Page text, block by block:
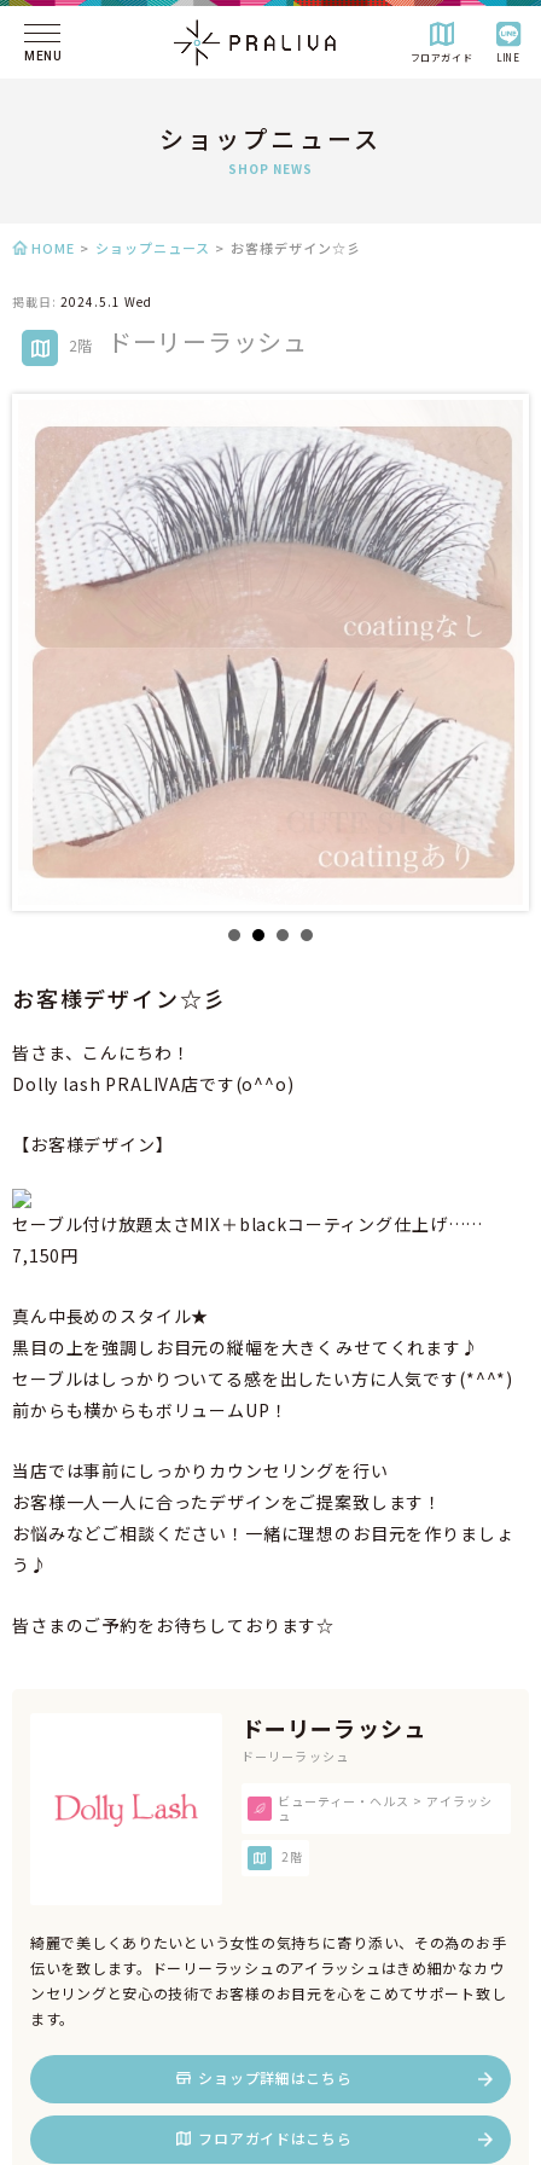
MENU フロアガイド LINE
ショップニュース
SHOP NEWS
HOME > ショップニュース > お客様デザイン☆彡
掲載日: 2024.5.1 Wed
2階 ドーリーラッシュ
お客様デザイン☆彡
皆さま、こんにちわ！
Dolly lash PRALIVA店です(o^^o)
【お客様デザイン】
セーブル付け放題太さMIX＋blackコーティング仕上げ……
7,150円
真ん中長めのスタイル★
黒目の上を強調しお目元の縦幅を大きくみせてくれます♪
セーブルはしっかりついてる感を出したい方に人気です(*^^*)
前からも横からもボリュームUP！
当店では事前にしっかりカウンセリングを行い
お客様一人一人に合ったデザインをご提案致します！
お悩みなどご相談ください！一緒に理想のお目元を作りましょ
う♪
皆さまのご予約をお待ちしております☆
ドーリーラッシュ
ドーリーラッシュ
ビューティー・ヘルス > アイラッシ
ュ
2階
綺麗で美しくありたいという女性の気持ちに寄り添い、その為のお手
伝いを致します。ドーリーラッシュのアイラッシュはきめ細かなカウ
ンセリングと安心の技術でお客様のお目元を心をこめてサポート致し
ます。
ショップ詳細はこちら
フロアガイドはこちら